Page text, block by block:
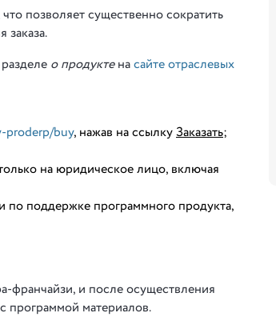
позволяет существенно сократить
заказа.
о продуктенасайте отраслевых
proderp/buy, нажав на ссылкуЗаказать;
на юридическое лицо, включая
по поддержке программного продукта,
франчайзи, и после осуществления
программой материалов.